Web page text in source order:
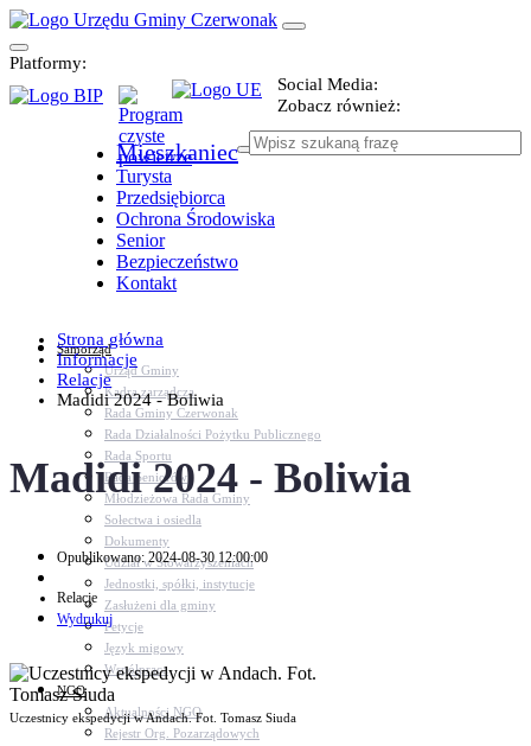
Platformy:
Social Media:
Zobacz również:
Mieszkaniec
Turysta
Przedsiębiorca
Ochrona Środowiska
Senior
Bezpieczeństwo
Kontakt
Samorząd
Urząd Gminy
Kadra zarządcza
Rada Gminy Czerwonak
Rada Działalności Pożytku Publicznego
Rada Sportu
Rada Seniorów
Młodzieżowa Rada Gminy
Sołectwa i osiedla
Dokumenty
Udział w Stowarzyszeniach
Jednostki, spółki, instytucje
Zasłużeni dla gminy
Petycje
Język migowy
Współpraca
NGO
Aktualności NGO
Rejestr Org. Pozarządowych
Strona główna
Informacje
Relacje
Madidi 2024 - Boliwia
Madidi 2024 - Boliwia
Opublikowano: 2024-08-30 12:00:00
Relacje
Wydrukuj
Uczestnicy ekspedycji w Andach. Fot. Tomasz Siuda